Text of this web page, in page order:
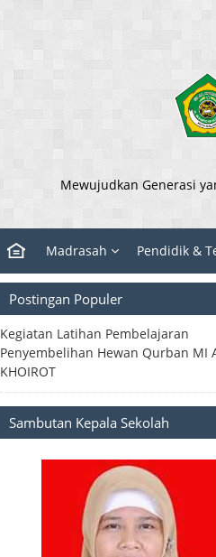
Mewujudkan Generasi
Madrasah Pendidik &
Postingan Populer
Kegiatan Latihan Pembelajaran
Penyembelihan Hewan Qurban MI
KHOIROT
Sambutan Kepala Sekolah